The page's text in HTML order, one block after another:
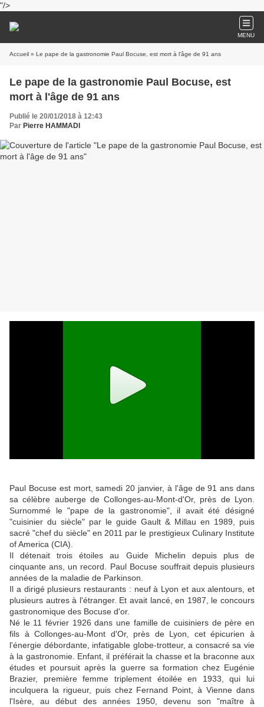
"/>
MENU
Accueil » Le pape de la gastronomie Paul Bocuse, est mort à l'âge de 91 ans
Le pape de la gastronomie Paul Bocuse, est
mort à l'âge de 91 ans
Publié le 20/01/2018 à 12:43
Par Pierre HAMMADI
Paul Bocuse est mort, samedi 20 janvier, à l'âge de 91 ans dans
sa célèbre auberge de Collonges-au-Mont-d'Or, près de Lyon.
Surnommé le "pape de la gastronomie", il avait été désigné
"cuisinier du siècle" par le guide Gault & Millau en 1989, puis
sacré "chef du siècle" en 2011 par le prestigieux Culinary Institute
of America (CIA).
Il détenait trois étoiles au Guide Michelin depuis plus de
cinquante ans, un record. Paul Bocuse souffrait depuis plusieurs
années de la maladie de Parkinson.
Il a dirigé plusieurs restaurants : neuf à Lyon et aux alentours, et
plusieurs autres à l'étranger. Et avait lancé, en 1987, le concours
gastronomique des Bocuse d'or.
Né le 11 février 1926 dans une famille de cuisiniers de père en
fils à Collonges-au-Mont d'Or, près de Lyon, cet épicurien à
l'énergie débordante, infatigable globe-trotteur, a consacré sa vie
à la gastronomie. Enfant, il préférait la chasse et la braconne aux
études et poursuit après la guerre sa formation chez Eugénie
Brazier, première femme triplement étoilée en 1933, qui lui
inculquera la rigueur, puis chez Fernand Point, à Vienne dans
l'Isère, au début des années 1950, devenu son "maître à